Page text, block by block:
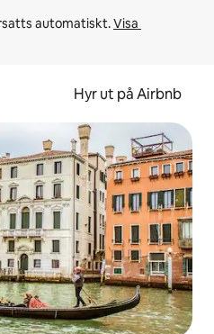
automatiskt. Visa
Hyr ut på Airbnb